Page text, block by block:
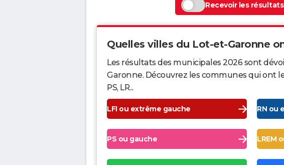
Recevoir les résultats
Quelles villes du Lot-et-Garonne
Les résultats des municipales 2026 sont
Garonne. Découvrez les communes qui ont
PS, LR...
LFI ou extrême gauche RN ou
PS ou gauche LREM